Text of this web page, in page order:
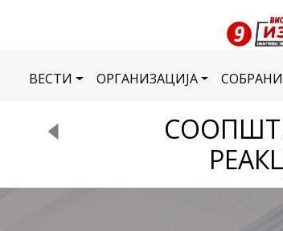
ВЕСТИ ОРГАНИЗАЦИЈА